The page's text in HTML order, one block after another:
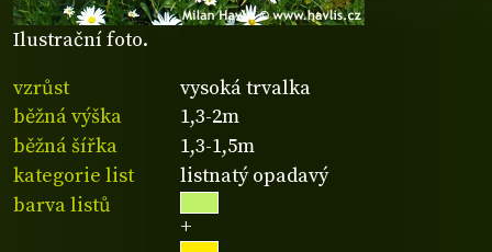
Ilustrační foto.
vzrůst
vysoká trvalka
běžná výška
1,3-2m
běžná šířka
1,3-1,5m
kategorie list
listnatý opadavý
barva listů
+